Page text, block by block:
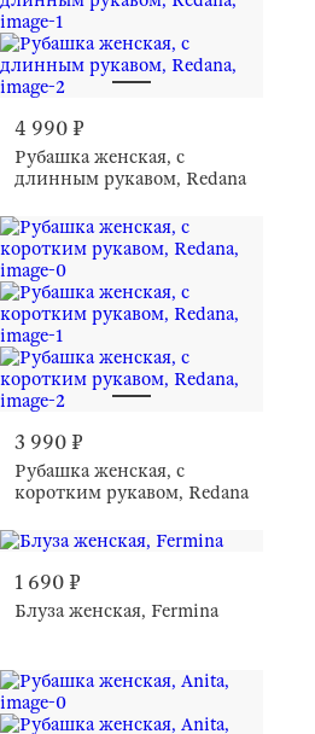
4 990 ₽
Рубашка женская, с
длинным рукавом, Redana
3 990 ₽
Рубашка женская, с
коротким рукавом, Redana
1 690 ₽
Блуза женская, Fermina